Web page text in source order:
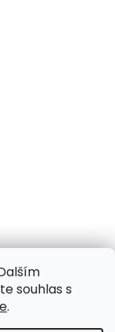
souhlas s
.